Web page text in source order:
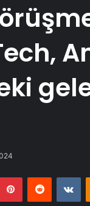
PinterestReddit